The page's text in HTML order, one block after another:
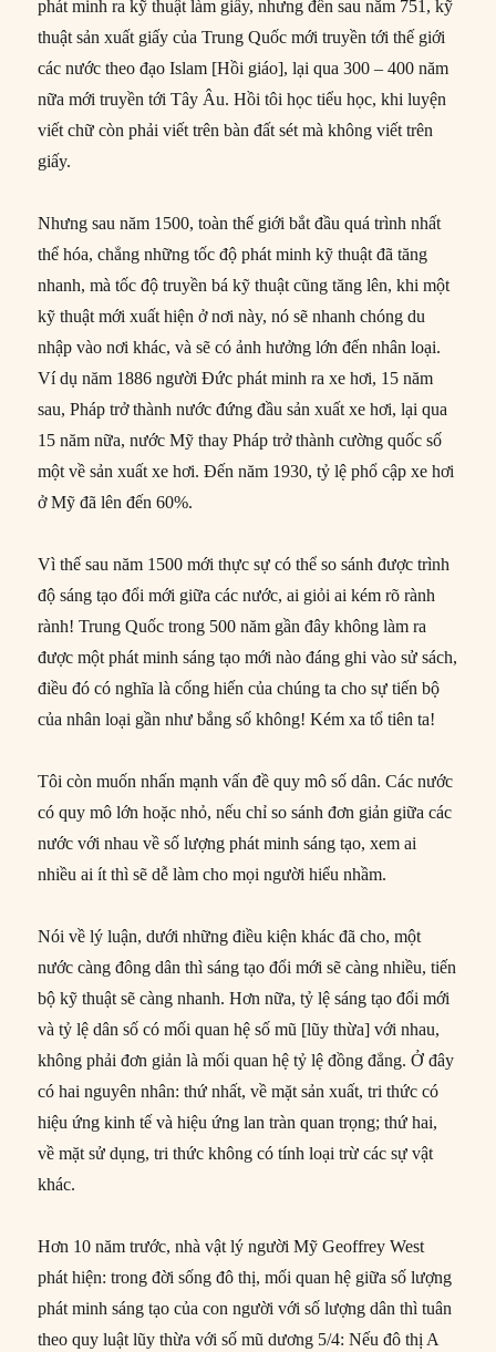
phát minh ra kỹ thuật làm giấy, nhưng đến sau năm 751, kỹ
thuật sản xuất giấy của Trung Quốc mới truyền tới thế giới
các nước theo đạo Islam [Hồi giáo], lại qua 300 – 400 năm
nữa mới truyền tới Tây Âu. Hồi tôi học tiểu học, khi luyện
viết chữ còn phải viết trên bàn đất sét mà không viết trên
giấy.
Nhưng sau năm 1500, toàn thế giới bắt đầu quá trình nhất
thể hóa, chẳng những tốc độ phát minh kỹ thuật đã tăng
nhanh, mà tốc độ truyền bá kỹ thuật cũng tăng lên, khi một
kỹ thuật mới xuất hiện ở nơi này, nó sẽ nhanh chóng du
nhập vào nơi khác, và sẽ có ảnh hưởng lớn đến nhân loại.
Ví dụ năm 1886 người Đức phát minh ra xe hơi, 15 năm
sau, Pháp trở thành nước đứng đầu sản xuất xe hơi, lại qua
15 năm nữa, nước Mỹ thay Pháp trở thành cường quốc số
một về sản xuất xe hơi. Đến năm 1930, tỷ lệ phổ cập xe hơi
ở Mỹ đã lên đến 60%.
Vì thế sau năm 1500 mới thực sự có thể so sánh được trình
độ sáng tạo đổi mới giữa các nước, ai giỏi ai kém rõ rành
rành! Trung Quốc trong 500 năm gần đây không làm ra
được một phát minh sáng tạo mới nào đáng ghi vào sử sách,
điều đó có nghĩa là cống hiến của chúng ta cho sự tiến bộ
của nhân loại gần như bắng số không! Kém xa tổ tiên ta!
Tôi còn muốn nhấn mạnh vấn đề quy mô số dân. Các nước
có quy mô lớn hoặc nhỏ, nếu chỉ so sánh đơn giản giữa các
nước với nhau về số lượng phát minh sáng tạo, xem ai
nhiều ai ít thì sẽ dễ làm cho mọi người hiểu nhầm.
Nói về lý luận, dưới những điều kiện khác đã cho, một
nước càng đông dân thì sáng tạo đổi mới sẽ càng nhiều, tiến
bộ kỹ thuật sẽ càng nhanh. Hơn nữa, tỷ lệ sáng tạo đổi mới
và tỷ lệ dân số có mối quan hệ số mũ [lũy thừa] với nhau,
không phải đơn giản là mối quan hệ tỷ lệ đồng đẳng. Ở đây
có hai nguyên nhân: thứ nhất, về mặt sản xuất, tri thức có
hiệu ứng kinh tế và hiệu ứng lan tràn quan trọng; thứ hai,
về mặt sử dụng, tri thức không có tính loại trừ các sự vật
khác.
Hơn 10 năm trước, nhà vật lý người Mỹ Geoffrey West
phát hiện: trong đời sống đô thị, mối quan hệ giữa số lượng
phát minh sáng tạo của con người với số lượng dân thì tuân
theo quy luật lũy thừa với số mũ dương 5/4: Nếu đô thị A